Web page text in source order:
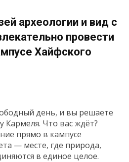
археологии и вид с
провести
Хайфского
день, и вы решаете
Кармеля. Что вас ждёт?
прямо в кампусе
— месте, где природа,
в единое целое.